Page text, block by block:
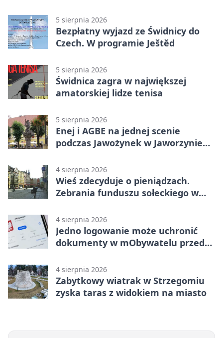
5 sierpnia 2026
Bezpłatny wyjazd ze Świdnicy do
Czech. W programie Ještěd
5 sierpnia 2026
Świdnica zagra w największej
amatorskiej lidze tenisa
5 sierpnia 2026
Enej i AGBE na jednej scenie
podczas Jawożynek w Jaworzynie
4 sierpnia 2026
Wieś zdecyduje o pieniądzach.
Zebrania funduszu sołeckiego w
4 sierpnia 2026
Jedno logowanie może uchronić
dokumenty w mObywatelu przed
4 sierpnia 2026
Zabytkowy wiatrak w Strzegomiu
zyska taras z widokiem na miasto